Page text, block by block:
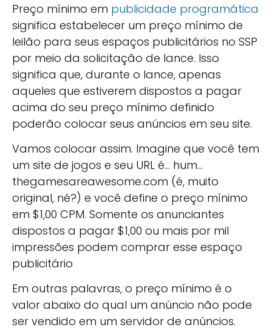
Preço mínimo em publicidade programática
significa estabelecer um preço mínimo de
leilão para seus espaços publicitários no SSP
por meio da solicitação de lance. Isso
significa que, durante o lance, apenas
aqueles que estiverem dispostos a pagar
acima do seu preço mínimo definido
poderão colocar seus anúncios em seu site.
Vamos colocar assim. Imagine que você tem
um site de jogos e seu URL é… hum…
thegamesareawesome.com (é, muito
original, né?) e você define o preço mínimo
em $1,00 CPM. Somente os anunciantes
dispostos a pagar $1,00 ou mais por mil
impressões podem comprar esse espaço
publicitário
Em outras palavras, o preço mínimo é o
valor abaixo do qual um anúncio não pode
ser vendido em um servidor de anúncios.